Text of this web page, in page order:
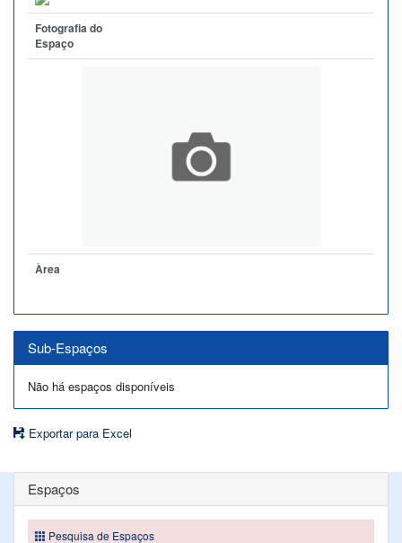
Fotografia do
Espaço
Àrea
Sub-Espaços
Não há espaços disponíveis
Exportar para Excel
Espaços
Pesquisa de Espaços